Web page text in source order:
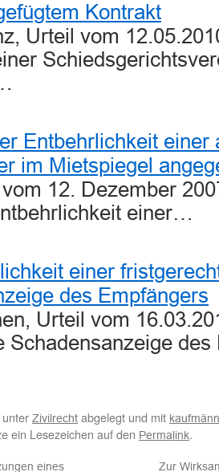
Kontrakt
Urteil vom
Entbehrlichkeit einer
im Mietspiegel
12. Dezember
einer…
einer
des Empfängers
Urteil vom
Schadensanzeige
Zivilrecht abgelegt und mit
ein Lesezeichen auf den Permalink.
eines Zur